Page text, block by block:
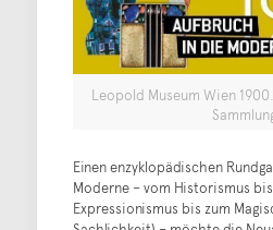
Leopold Museum Wien
Einen enzyklopädischen
Moderne – vom Historismus
Expressionismus bis zum